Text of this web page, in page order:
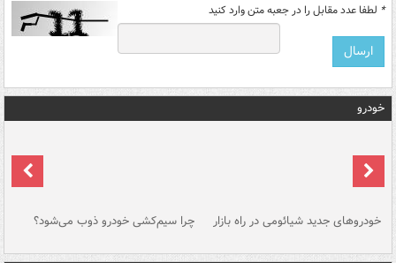
* لطفا عدد مقابل را در جعبه متن وارد کنید
خودرو
خودروهای جدید شیائومی در راه بازار چرا سیم‌کشی خودرو ذوب می‌شود؟